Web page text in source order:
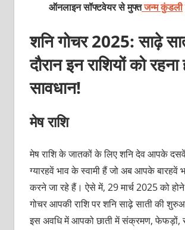
ऑनलाइन सॉफ्टवेयर से मुफ्तजन्म कुंडली
शनि गोचर 2025: साढ़े
दौरान इन राशियों को रहना
सावधान!
मेष राशि
मेष राशि के जातकों के लिए शनि देव आपके
ग्यारहवें भाव के स्वामी हैं जो अब आपके बारहवें
करने जा रहे हैं। ऐसे में, 29 मार्च 2025 को होने
गोचर आपकी राशि पर शनि साढ़े साती की
इस अवधि में आपको छाती में संक्रमण, फेफड़ों,